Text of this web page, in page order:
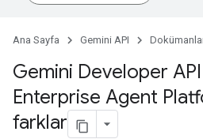
Ana Sayfa Gemini API
Gemini Developer
Enterprise Agent
farklar